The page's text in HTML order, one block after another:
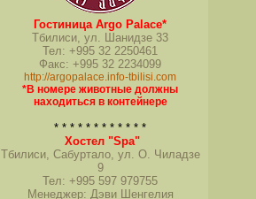
Гостиница Argo Palace*
Тбилиси, ул. Шанидзе 33
Тел: +995 32 2250461
Факс: +995 32 2234099
http://argopalace.info-tbilisi.com
*В номере животные должны
находиться в контейнере
* * * * * * * * * * * *
Хостел "Spa"
Тбилиси, Сабуртало, ул. О. Чиладзе
9
Тел: +995 597 979755
Менеджер: Дэви Шенгелия